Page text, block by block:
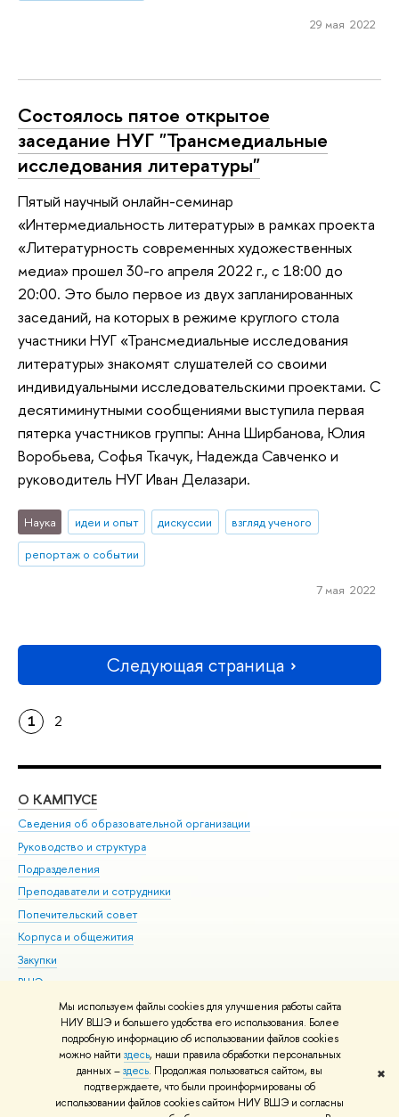
Мы используем файлы cookies для улучшения работы сайта
НИУ ВШЭ и большего удобства его использования. Более
подробную информацию об использовании файлов cookies
можно найти здесь, наши правила обработки персональных
данных –здесь. Продолжая пользоваться сайтом, вы
подтверждаете, что были проинформированы об
использовании файлов cookies сайтом НИУ ВШЭ и согласны
✖
29 мая 2022
Состоялось пятое открытое
заседание НУГ "Трансмедиальные
исследования литературы"
Пятый научный онлайн-семинар
«Интермедиальность литературы» в рамках проекта
«Литературность современных художественных
медиа» прошел 30-го апреля 2022 г., с 18:00 до
20:00. Это было первое из двух запланированных
заседаний, на которых в режиме круглого стола
участники НУГ «Трансмедиальные исследования
литературы» знакомят слушателей со своими
индивидуальными исследовательскими проектами. С
десятиминутными сообщениями выступила первая
пятерка участников группы: Анна Ширбанова, Юлия
Воробьева, Софья Ткачук, Надежда Савченко и
руководитель НУГ Иван Делазари.
Наука идеи и опыт дискуссии
взгляд ученого
репортаж о событии
7 мая 2022
Следующая страница
1 2
О КАМПУСЕ
Сведения об образовательной организации
Руководство и структура
Подразделения
Преподаватели и сотрудники
Попечительский совет
Корпуса и общежития
Закупки
ВШЭ для студентов с ограниченными возможностями
здоровья и инвалидностью
Версия для слабовидящих
Единая платежная страница
© НИУ ВШЭ 1993–2026 Адреса и контакты Условия использования